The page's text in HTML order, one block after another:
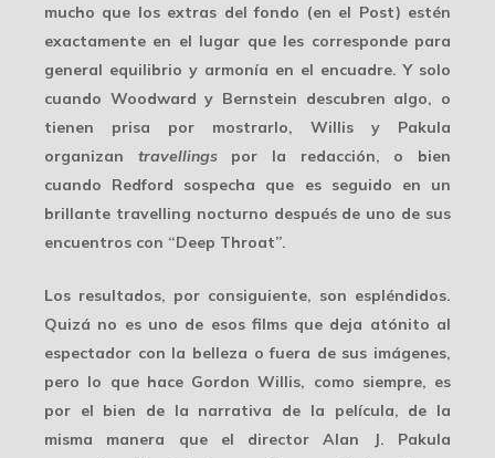
mucho que los extras del fondo (en el Post) estén
exactamente en el lugar que les corresponde para
general equilibrio y armonía en el encuadre. Y solo
cuando Woodward y Bernstein descubren algo, o
tienen prisa por mostrarlo, Willis y Pakula
organizan travellingspor la redacción, o bien
cuando Redford sospecha que es seguido en un
brillante travelling nocturno después de uno de sus
encuentros con “Deep Throat”.
Los resultados, por consiguiente, son espléndidos.
Quizá no es uno de esos films que deja atónito al
espectador con la belleza o fuera de sus imágenes,
pero lo que hace Gordon Willis, como siempre, es
por el bien de la narrativa de la película, de la
misma manera que el director Alan J. Pakula